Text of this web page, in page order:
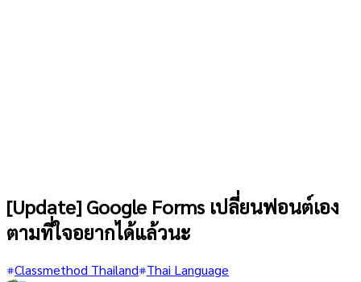
[Update] Google Forms เปลี่ยนฟอนต์เอง
ตามที่ใจอยากได้แล้วนะ
Classmethod Thailand Thai Language